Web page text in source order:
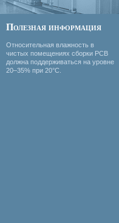
Полезная информация
Относительная влажность в
чистых помещениях сборки PCB
должна под­держи­ваться на уровне
20–35% при 20°C.